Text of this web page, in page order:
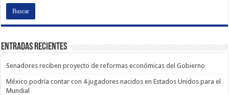
Entradas recientes
Senadores reciben proyecto de reformas económicas del Gobierno
México podría contar con 4 jugadores nacidos en Estados Unidos para el
Mundial